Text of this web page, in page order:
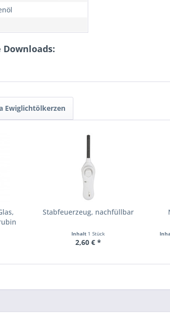
Ewiglichtölkerzen
Stabfeuerzeug, nachfüllbar
Inhalt 1 Stück
2,60 € *